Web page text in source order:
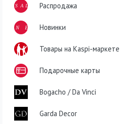
SALE Распродажа
NEWНовинки
Товары на Kaspi-маркете
Подарочные карты
Bogacho / Da Vinci
Garda Decor